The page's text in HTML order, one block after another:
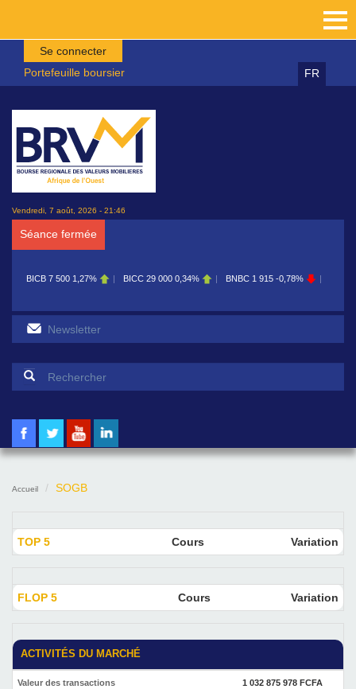
Aller au contenu principal
Se connecter
Portefeuille boursier
FR
Vendredi, 7 août, 2026 - 21:46
Séance fermée
BICC 29 000 0,34% BNBC 1 915 -0,78% BOAB 8 700 0,11%
Formulaire de recherche
Accueil SOGB
TOP 5 Cours Variation
FLOP 5 Cours Variation
ACTIVITÉS DU MARCHÉ
Valeur des transactions 1 032 875 978 FCFA